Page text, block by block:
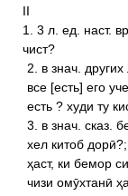
II
1. 3 л. ед. наст.
чист?
2. в знач.
все [есть] его
есть ? худи ту
3. в знач. сказ.
хел китоб
ҳаст, ки бемор
чизи омӯхтанӣ